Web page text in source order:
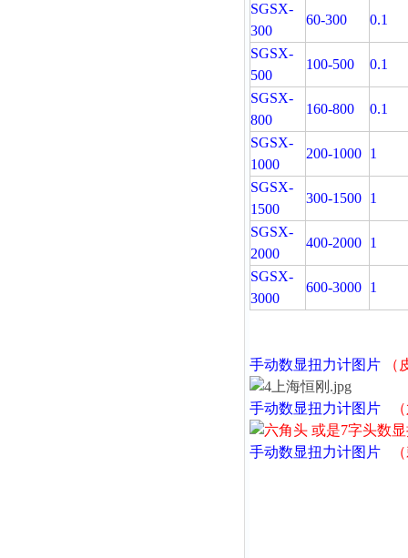
SGSX-
300
60-300 0.1
SGSX-
500
100-500 0.1
SGSX-
800
160-800 0.1
SGSX-
1000
200-1000 1
SGSX-
1500
300-1500 1
SGSX-
2000
400-2000 1
SGSX-
3000
600-3000 1
手动数显扭力计图片 （
手动数显扭力计图片 （
手动数显扭力计图片